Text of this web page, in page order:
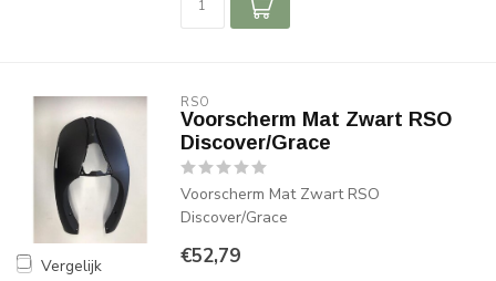
Vergelijk
RSO
Voorscherm Mat Zwart RSO
Discover/Grace
Voorscherm Mat Zwart RSO
Discover/Grace
€52,79